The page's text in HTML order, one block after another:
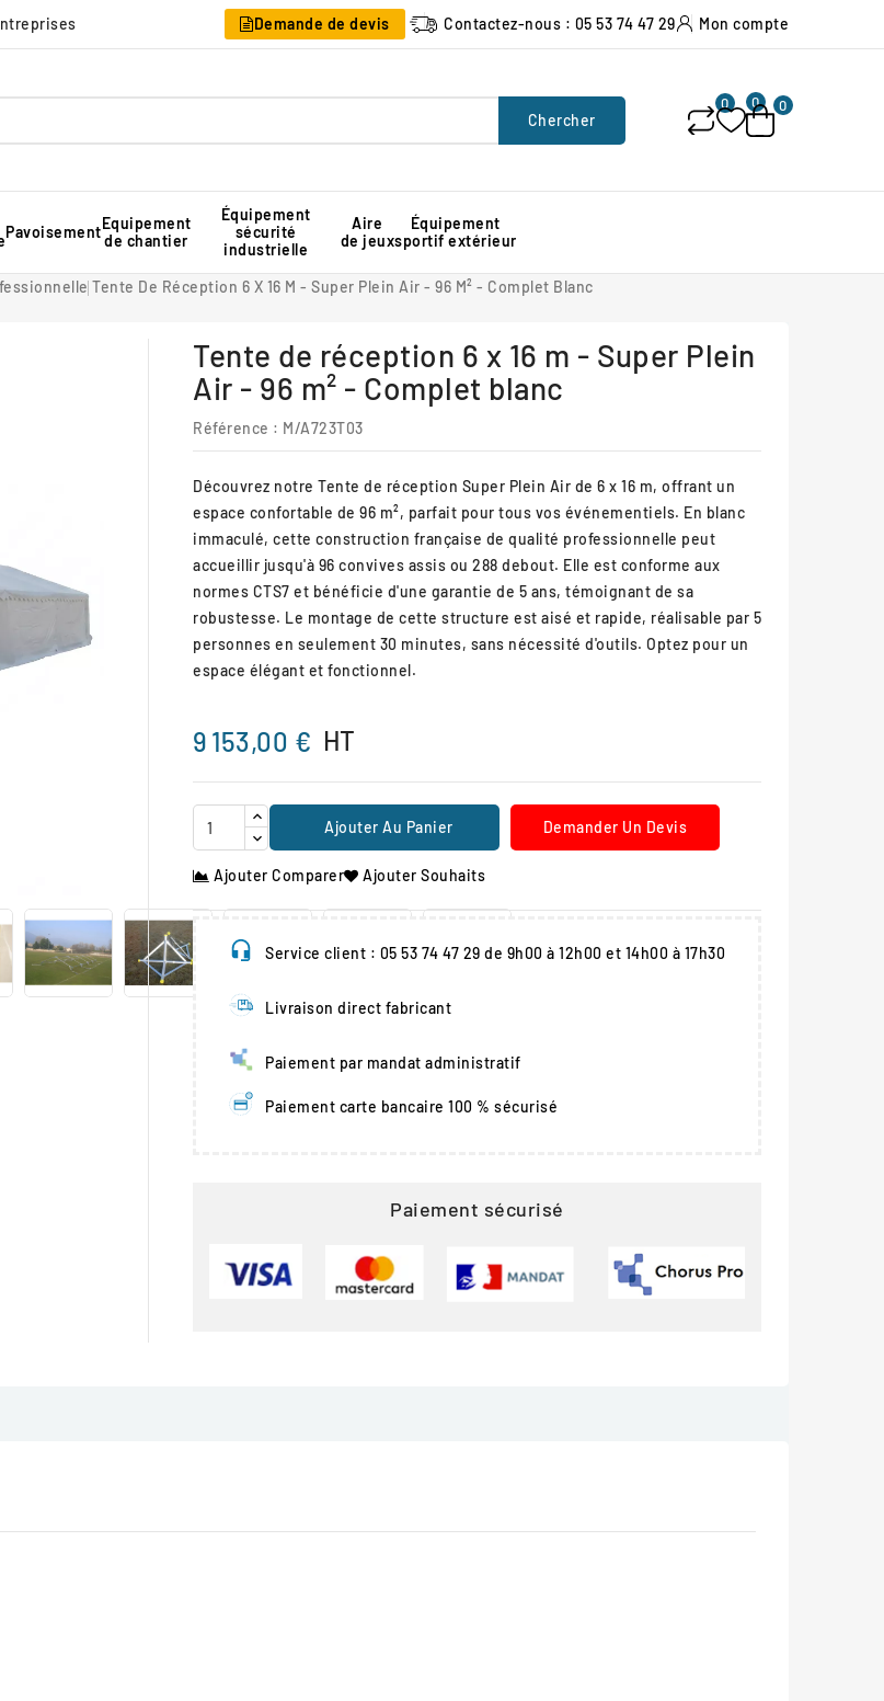
Demande de devis Contactez-nous : 05 53 74 47 29 Mon compte
Chercher
0 0 0
PavoisementEquipement
de chantier
Équipement
sécurité
industrielle
Aire
de jeux
Équipement
sportif extérieur
Tente De Réception 6 X 16 M - Super Plein Air - 96 M² - Complet Blanc
Tente de réception 6 x 16 m - Super Plein
Air - 96 m² - Complet blanc
Référence : M/A723T03
Découvrez notre Tente de réception Super Plein Air de 6 x 16 m, offrant un
espace confortable de 96 m², parfait pour tous vos événementiels. En blanc
immaculé, cette construction française de qualité professionnelle peut
accueillir jusqu'à 96 convives assis ou 288 debout. Elle est conforme aux
normes CTS7 et bénéficie d'une garantie de 5 ans, témoignant de sa
robustesse. Le montage de cette structure est aisé et rapide, réalisable par 5
personnes en seulement 30 minutes, sans nécessité d'outils. Optez pour un
espace élégant et fonctionnel.
9 153,00 € HT
Ajouter Au Panier Demander Un Devis
Ajouter Comparer Ajouter Souhaits
Service client : 05 53 74 47 29 de 9h00 à 12h00 et 14h00 à 17h30
Livraison direct fabricant
Paiement par mandat administratif
Paiement carte bancaire 100 % sécurisé
Paiement sécurisé